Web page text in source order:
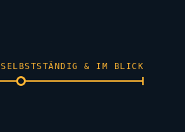
SELBSTSTÄNDIG & IM BLICK